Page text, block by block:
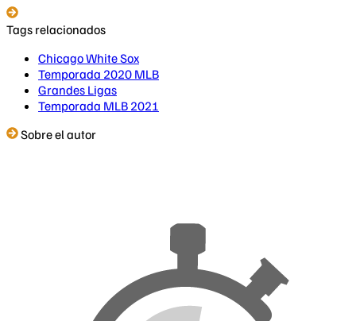
Tags relacionados
Chicago White Sox
Temporada 2020 MLB
Grandes Ligas
Temporada MLB 2021
Sobre el autor